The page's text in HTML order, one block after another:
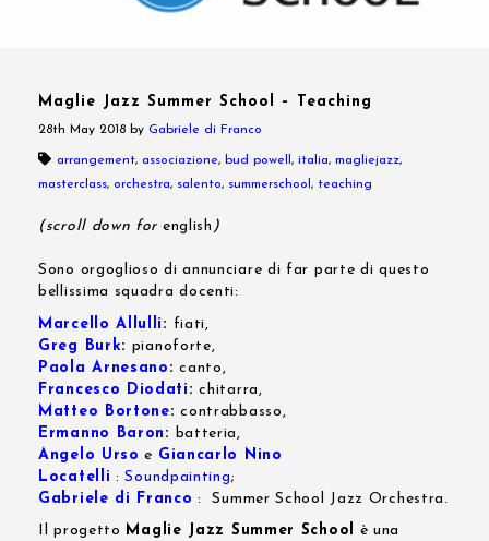
Maglie Jazz Summer School – Teaching
28th May 2018 by Gabriele di Franco
arrangement, associazione, bud powell, italia, magliejazz,
masterclass, orchestra, salento, summerschool, teaching
(scroll down for english )
Sono orgoglioso di annunciare di far parte di questo
bellissima squadra docenti:
Marcello Allulli : fiati,
Greg Burk: pianoforte,
Paola Arnesano :canto,
Francesco Diodati :chitarra,
Matteo Bortone:contrabbasso,
Ermanno Baron : batteria,
Angelo Urso e Giancarlo Nino
Locatelli :Soundpainting;
Gabriele di Franco : Summer School Jazz Orchestra.
Il progetto Maglie Jazz Summer School è una